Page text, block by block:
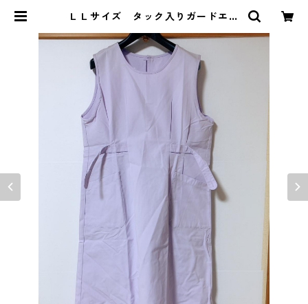
ＬＬサイズ タック入りガードエプ
ー KAE-4026 | DOLUCK PRO
DUCE